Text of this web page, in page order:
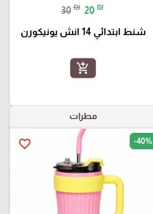
30 ₪ 20 ₪
شنط ابتدائي 14 انش يونيكورن
add_shopping_cart
مطرات
favorite_border -40%